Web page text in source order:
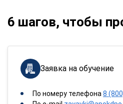
6 шагов, чтобы
Заявка на обучение
По номеру телефона 8